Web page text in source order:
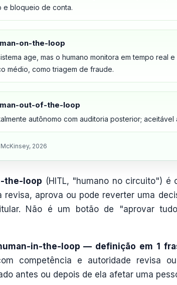
e bloqueio de conta.
on-the-loop
age, mas o humano monitora em tempo real
médio, como triagem de fraude.
out-of-the-loop
autônomo com auditoria posterior;
McKinsey, 2026
the-loop (HITL, "humano no circuito") é
revisa, aprova ou pode reverter uma
Não é um botão de "aprovar
in-the-loop — definição em 1
competência e autoridade revisa
antes ou depois de ela afetar uma